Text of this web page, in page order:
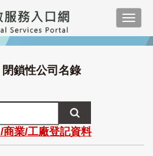
閉鎖性公司名錄
商業/工廠登記資料